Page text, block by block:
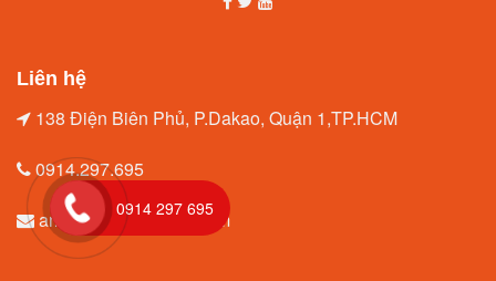
Liên hệ
138 Điện Biên Phủ, P.Dakao, Quận 1,TP.HCM
0914.297.695
amytrang96@gmail.com
0914 297 695